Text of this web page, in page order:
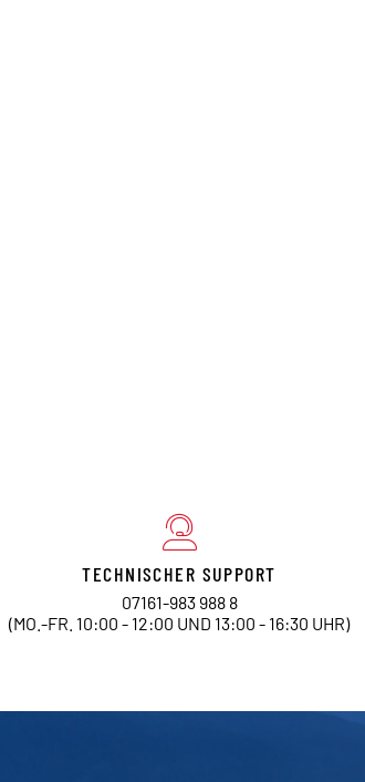
TECHNISCHER SUPPORT
07161-983 988 8
(MO.-FR. 10:00 - 12:00 UND 13:00 - 16:30 UHR)